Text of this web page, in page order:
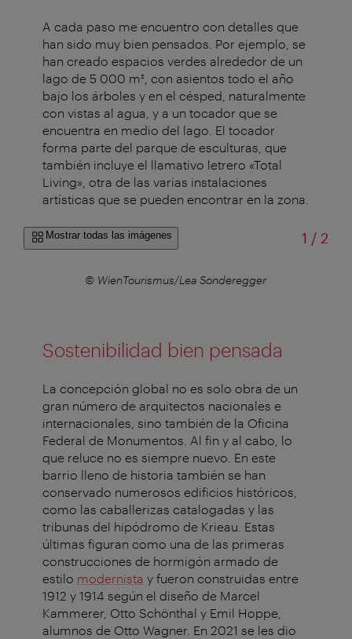
A cada paso me encuentro con detalles que
han sido muy bien pensados. Por ejemplo, se
han creado espacios verdes alrededor de un
lago de 5 000 m², con asientos todo el año
bajo los árboles y en el césped, naturalmente
con vistas al agua, y a un tocador que se
encuentra en medio del lago. El tocador
forma parte del parque de esculturas, que
también incluye el llamativo letrero «Total
Living», otra de las varias instalaciones
artísticas que se pueden encontrar en la zona.
Mostrar todas las imágenes 1 /de
2
© WienTourismus/Lea Sonderegger
Sostenibilidad bien pensada
La concepción global no es solo obra de un
gran número de arquitectos nacionales e
internacionales, sino también de la Oficina
Federal de Monumentos. Al fin y al cabo, lo
que reluce no es siempre nuevo. En este
barrio lleno de historia también se han
conservado numerosos edificios históricos,
como las caballerizas catalogadas y las
tribunas del hipódromo de Krieau. Estas
últimas figuran como una de las primeras
construcciones de hormigón armado de
estilo modernista y fueron construidas entre
1912 y 1914 según el diseño de Marcel
Kammerer, Otto Schönthal y Emil Hoppe,
alumnos de Otto Wagner. En 2021 se les dio